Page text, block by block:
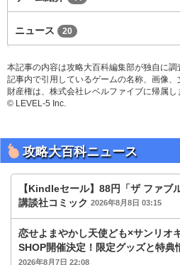
ニュース 20
本記事の内容は攻略大百科編集部が独自に調
記事内で引用しているゲームの名称、画像
財産権は、株式会社レベルファイブに帰属し
© LEVEL-5 Inc.
攻略大百科ニュース
【Kindleセール】88円「ザ ファブ
講談社コミック 2026年8月8日 03:15
恋せよまやかし天使ども×サンリオ
SHOP開催決定！限定グッズと特典
2026年8月7日 22:08